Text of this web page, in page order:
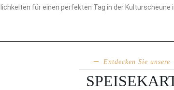
für einen perfekten Tag in der Kulturscheune
Entdecken Sie unsere